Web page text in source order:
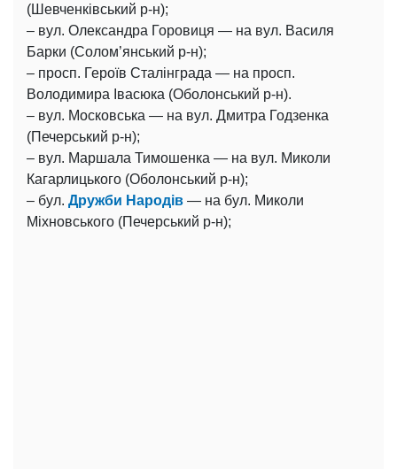
(Шевченківський р-н);
– вул. Олександра Горовиця — на вул. Василя
Барки (Солом’янський р-н);
– просп. Героїв Сталінграда — на просп.
Володимира Івасюка (Оболонський р-н).
– вул. Московська — на вул. Дмитра Годзенка
(Печерський р-н);
– вул. Маршала Тимошенка — на вул. Миколи
Кагарлицького (Оболонський р-н);
– бул. Дружби Народів — на бул. Миколи
Міхновського (Печерський р-н);